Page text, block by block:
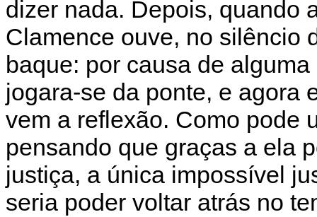
dizer nada. Depois, quando
Clamence ouve, no silêncio
baque: por causa de
jogara-se da ponte, e agora
vem a reflexão. Como pode
pensando que graças a ela
justiça, a única impossível
seria poder voltar atrás no